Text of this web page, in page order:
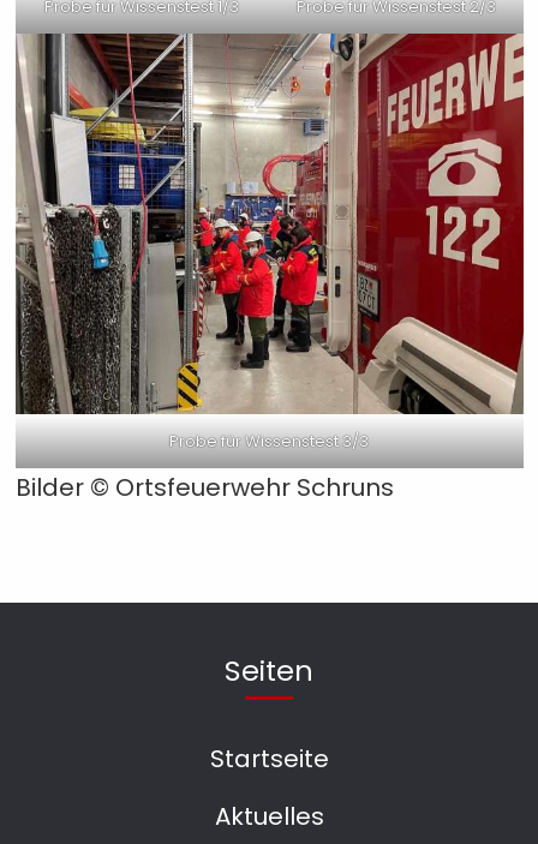
Probe für Wissenstest 1/3 Probe für Wissenstest 2/3
Probe für Wissenstest 3/3
Bilder © Ortsfeuerwehr Schruns
Seiten
Startseite
Aktuelles